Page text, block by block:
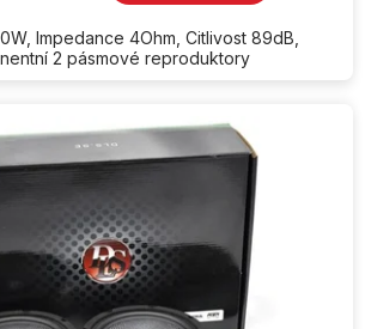
Impedance 4Ohm, Citlivost 89dB,
2 pásmové reproduktory